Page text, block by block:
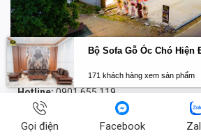
HỖ TRỢ KHÁCH HÀNG
Hotline:0901.655.119
Trụ sở chính:
760 Quang Trung, Phường
TP.HCM
Gọi điện Facebook
Bộ Sofa Gỗ Óc Chó Hiện
171 khách hàng xem sản phẩm